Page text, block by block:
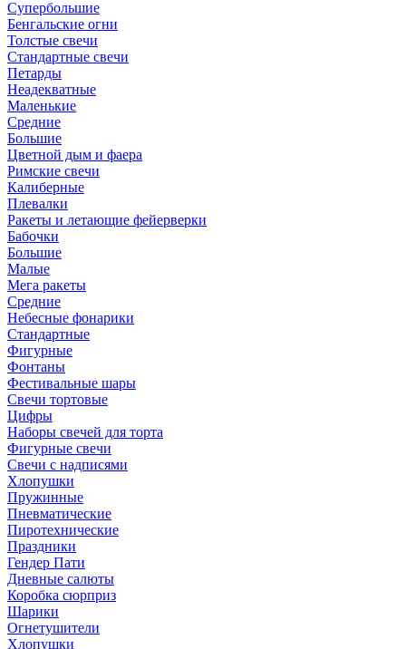
Супербольшие
Бенгальские огни
Толстые свечи
Стандартные свечи
Петарды
Неадекватные
Маленькие
Средние
Большие
Цветной дым и фаера
Римские свечи
Калиберные
Плевалки
Ракеты и летающие фейерверки
Бабочки
Большие
Малые
Мега ракеты
Средние
Небесные фонарики
Стандартные
Фигурные
Фонтаны
Фестивальные шары
Свечи тортовые
Цифры
Наборы свечей для торта
Фигурные свечи
Свечи с надписями
Хлопушки
Пружинные
Пневматические
Пиротехнические
Праздники
Гендер Пати
Дневные салюты
Коробка сюрприз
Шарики
Огнетушители
Хлопушки